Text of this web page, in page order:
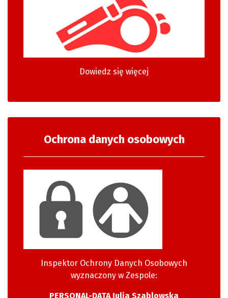
Dowiedz się więcej
Ochrona danych osobowych
Inspektor Ochrony Danych Osobowych
wyznaczony w Zespole:
PERSONAL-DATA Julia Szablowska